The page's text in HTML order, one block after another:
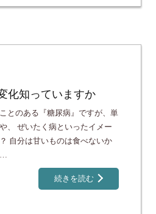
化知っていますか
とのある『糖尿病』ですが、単
、 ぜいたく病といったイメー
自分は甘いものは食べないか
…
続きを読む